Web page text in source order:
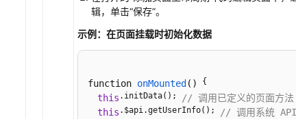
辑，单击“保存”。
示例：在页面挂载时初始化数据
function onMounted () {
this .initData();
// 调用已定义的页面方法
this .$api.getUserInfo(); // 调用系统 API